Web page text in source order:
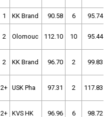
1 KK Brand 90.58 6 95.74
2 Olomouc 112.10 10 95.44
2 KK Brand 96.70 2 99.83
2+ USK Pha 97.31 2 117.83
2+ KVS HK 96.96 6 98.72